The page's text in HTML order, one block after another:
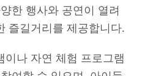
한 행사와 공연이 열려
즐길거리를 제공합니다.
이나 자연 체험 프로그램